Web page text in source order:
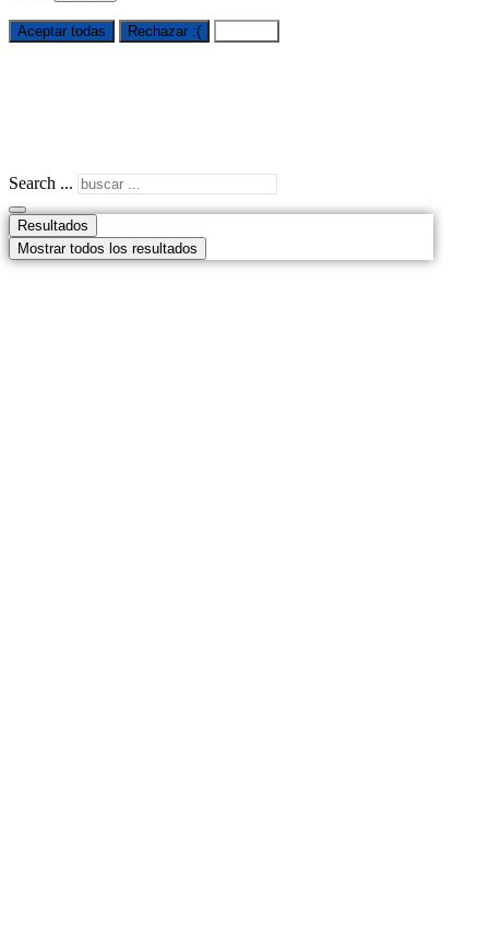
Aceptar todas Rechazar :(
Search ...
Resultados
Mostrar todos los resultados